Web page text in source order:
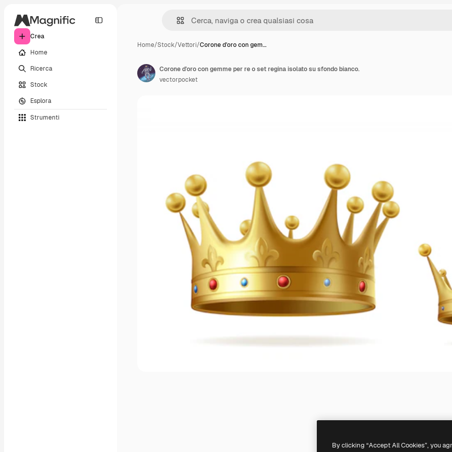
Crea
Home
Ricerca
Stock
Esplora
Strumenti
Home/Stock/Vettori/Corone d'oro con gem…
Corone d'oro con gemme per re o set regina isolato su sfondo bianco.
vectorpocket
By clicking “Accept All Cookies”, you